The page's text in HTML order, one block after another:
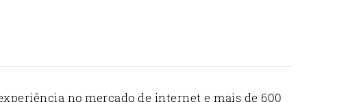
no mercado de internet e mais de 600